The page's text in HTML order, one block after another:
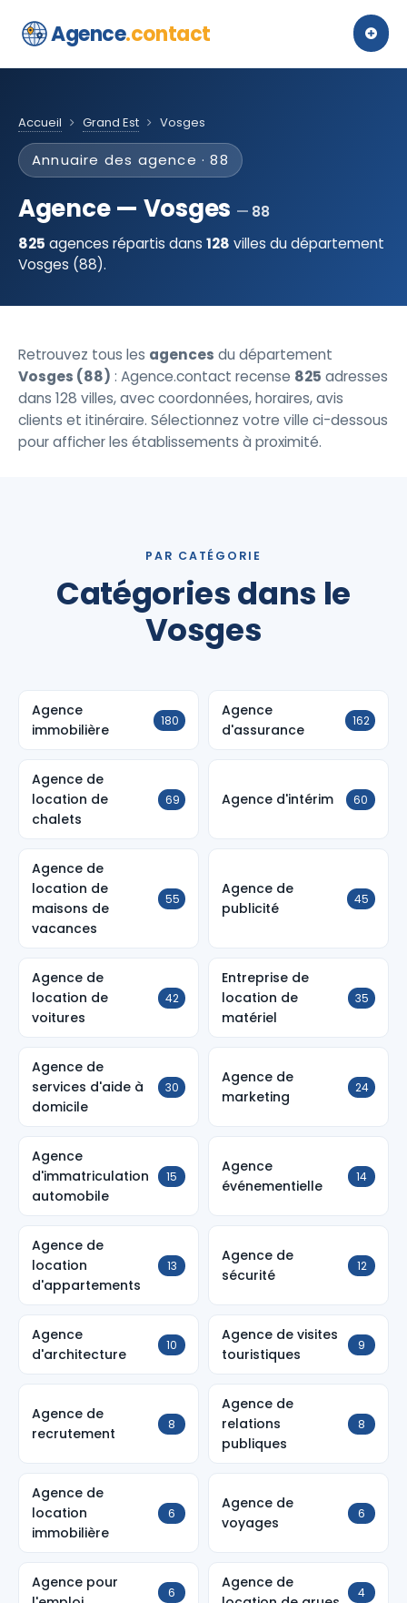
Agence.contact
Accueil Grand Est Vosges
Annuaire des agence · 88
Agence — Vosges
88
825 agences répartis dans 128 villes du département
Vosges (88).
Retrouvez tous les agences du département
Vosges (88) : Agence.contact recense 825 adresses
dans 128 villes, avec coordonnées, horaires, avis
clients et itinéraire. Sélectionnez votre ville ci-dessous
pour afficher les établissements à proximité.
PAR CATÉGORIE
Catégories dans le
Vosges
Agence
immobilière
180
Agence
d'assurance
162
Agence de
location de
chalets
69 Agence d'intérim 60
Agence de
location de
maisons de
vacances
55
Agence de
publicité
45
Agence de
location de
voitures
42
Entreprise de
location de
matériel
35
Agence de
services d'aide à
domicile
30
Agence de
marketing
24
Agence
d'immatriculation
automobile
15
Agence
événementielle
14
Agence de
location
d'appartements
13
Agence de
sécurité
12
Agence
d'architecture
10
Agence de visites
touristiques
9
Agence de
recrutement
8
Agence de
relations
publiques
8
Agence de
location
immobilière
6
Agence de
voyages
6
Agence pour
6
Agence de
4